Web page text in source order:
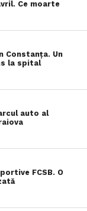
Ce moarte
Constanța. Un
la spital
auto al
FCSB. O